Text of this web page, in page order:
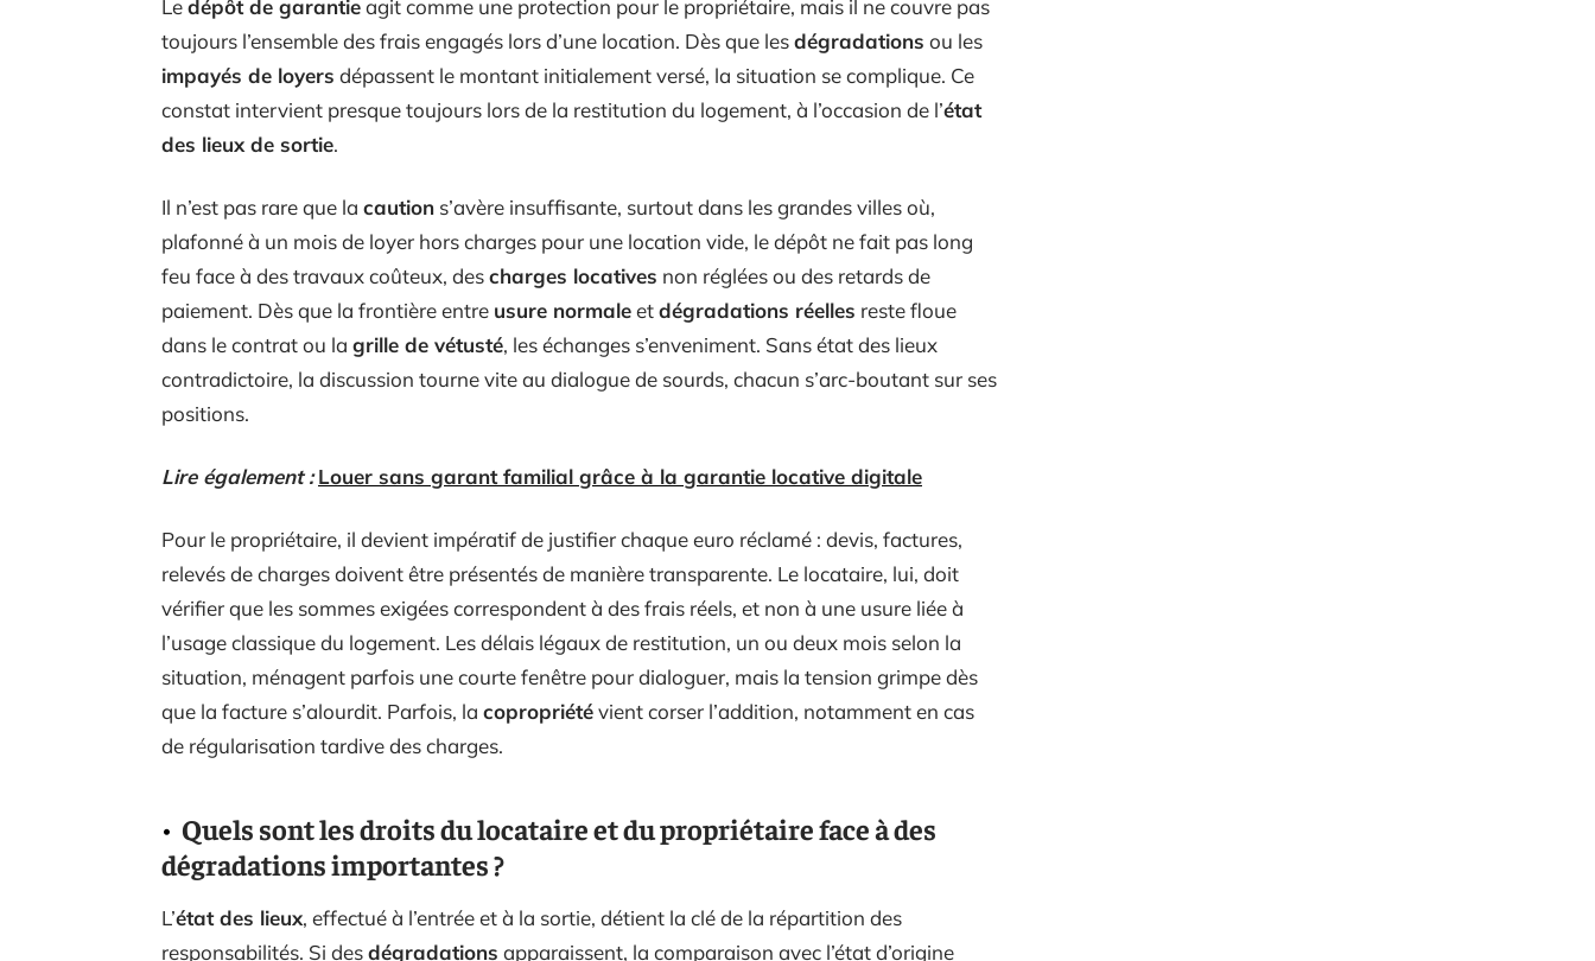
Ledépôt de garantieagit comme une protection pour le propriétaire, mais il ne couvre pas
toujours l’ensemble des frais engagés lors d’une location. Dès que lesdégradations ou les
impayés de loyers dépassent le montant initialement versé, la situation se complique. Ce
constat intervient presque toujours lors de la restitution du logement, à l’occasion de l’état
des lieux de sortie.
Il n’est pas rare que la caution s’avère insuffisante, surtout dans les grandes villes où,
plafonné à un mois de loyer hors charges pour une location vide, le dépôt ne fait pas long
feu face à des travaux coûteux, descharges locatives non réglées ou des retards de
paiement. Dès que la frontière entre usure normaleetdégradations réelles reste floue
dans le contrat ou la grille de vétusté, les échanges s’enveniment. Sans état des lieux
contradictoire, la discussion tourne vite au dialogue de sourds, chacun s’arc-boutant sur ses
positions.
Lire également : Louer sans garant familial grâce à la garantie locative digitale
Pour le propriétaire, il devient impératif de justifier chaque euro réclamé : devis, factures,
relevés de charges doivent être présentés de manière transparente. Le locataire, lui, doit
vérifier que les sommes exigées correspondent à des frais réels, et non à une usure liée à
l’usage classique du logement. Les délais légaux de restitution, un ou deux mois selon la
situation, ménagent parfois une courte fenêtre pour dialoguer, mais la tension grimpe dès
que la facture s’alourdit. Parfois, la copropriétévient corser l’addition, notamment en cas
de régularisation tardive des charges.
Quels sont les droits du locataire et du propriétaire face à des
dégradations importantes ?
L’état des lieux, effectué à l’entrée et à la sortie, détient la clé de la répartition des
responsabilités. Si desdégradations apparaissent, la comparaison avec l’état d’origine